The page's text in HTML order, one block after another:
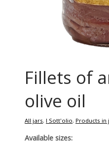
Fillets of
olive oil
All jars, I Sott'olio, Products in
Available sizes: